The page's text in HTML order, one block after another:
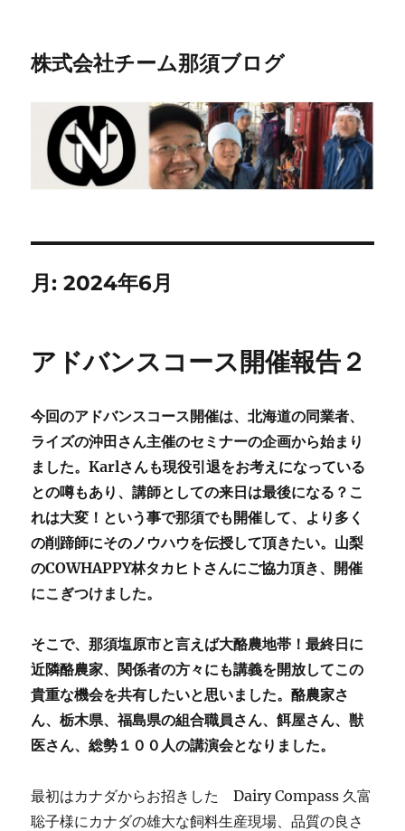
株式会社チーム那須ブログ
月:2024年6月
アドバンスコース開催報告２
今回のアドバンスコース開催は、北海道の同業者、
ライズの沖田さん主催のセミナーの企画から始まり
ました。Karlさんも現役引退をお考えになっている
との噂もあり、講師としての来日は最後になる？こ
れは大変！という事で那須でも開催して、より多く
の削蹄師にそのノウハウを伝授して頂きたい。山梨
のCOWHAPPY林タカヒトさんにご協力頂き、開催
にこぎつけました。
そこで、那須塩原市と言えば大酪農地帯！最終日に
近隣酪農家、関係者の方々にも講義を開放してこの
貴重な機会を共有したいと思いました。酪農家さ
ん、栃木県、福島県の組合職員さん、餌屋さん、獣
医さん、総勢１００人の講演会となりました。
最初はカナダからお招きした Dairy Compass 久富
聡子様にカナダの雄大な飼料生産現場、品質の良さ